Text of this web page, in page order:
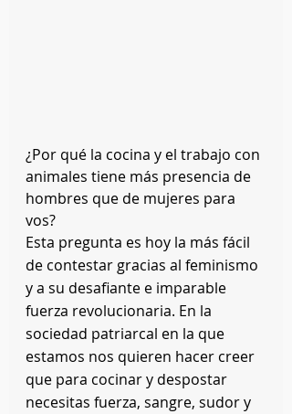
¿Por qué la cocina y el trabajo con
animales tiene más presencia de
hombres que de mujeres para
vos?
Esta pregunta es hoy la más fácil
de contestar gracias al feminismo
y a su desafiante e imparable
fuerza revolucionaria. En la
sociedad patriarcal en la que
estamos nos quieren hacer creer
que para cocinar y despostar
necesitas fuerza, sangre, sudor y